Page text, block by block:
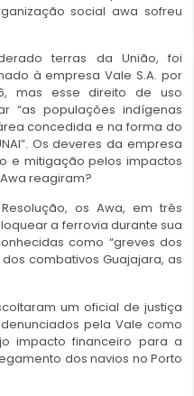
social awa sofreu
terras da União, foi
à empresa Vale S.A. por
mas esse direito de uso
“as populações indígenas
concedida e na forma do
Os deveres da empresa
e mitigação pelos impactos
reagiram?
os Awa, em três
a ferrovia durante sua
como “greves dos
combativos Guajajara, as
um oficial de justiça
pela Vale como
impacto financeiro para a
dos navios no Porto